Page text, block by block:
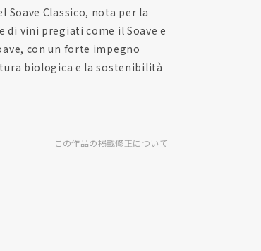
Soave Classico, nota per la
di vini pregiati come il Soave e
con un forte impegno
biologica e la sostenibilità
この作品の掲載修正について